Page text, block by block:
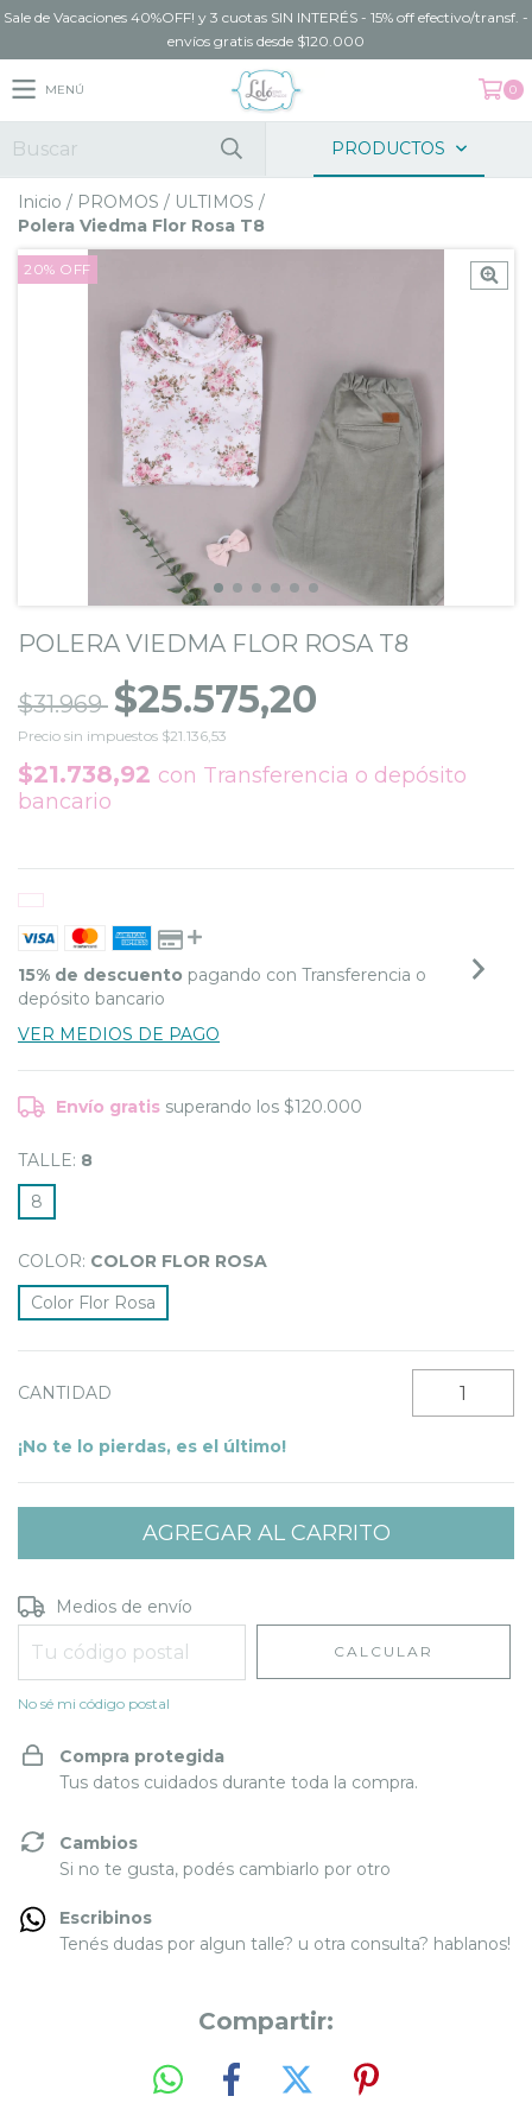
Sale de Vacaciones 40%OFF! y 3 cuotas SIN INTERÉS - 15% off efectivo/transf. -
envíos gratis desde $120.000
MENÚ 0
PRODUCTOS
Inicio / PROMOS / ULTIMOS /
Polera Viedma Flor Rosa T8
20% OFF
POLERA VIEDMA FLOR ROSA T8
$31.969 $25.575,20
Precio sin impuestos $21.136,53
$21.738,92 con Transferencia o depósito
bancario
15% de descuento pagando con Transferencia o
depósito bancario
VER MEDIOS DE PAGO
Envío gratis superando los $120.000
TALLE: 8
8
COLOR: COLOR FLOR ROSA
Color Flor Rosa
CANTIDAD
¡No te lo pierdas, es el último!
Entregas para el CP:
Medios de envío
CALCULAR
No sé mi código postal
Compra protegida
Tus datos cuidados durante toda la compra.
Cambios
Si no te gusta, podés cambiarlo por otro
Escribinos
Tenés dudas por algun talle? u otra consulta? hablanos!
Compartir: